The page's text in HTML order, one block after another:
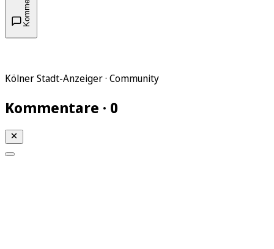
Kölner Stadt-Anzeiger · Community
Kommentare · 0